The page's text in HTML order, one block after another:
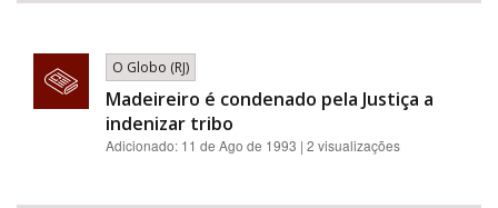
O Globo (RJ)
Madeireiro é condenado pela Justiça a
indenizar tribo
Adicionado: 11 de Ago de 1993 | 2 visualizações